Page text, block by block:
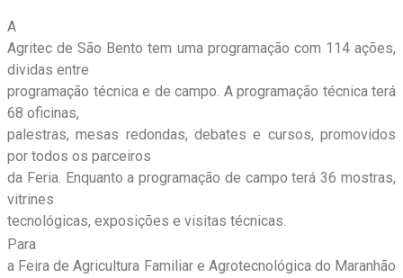
A
Agritec de São Bento tem uma programação com 114 ações,
dividas entre
programação técnica e de campo. A programação técnica terá
68 oficinas,
palestras, mesas redondas, debates e cursos, promovidos
por todos os parceiros
da Feria. Enquanto a programação de campo terá 36 mostras,
vitrines
tecnológicas, exposições e visitas técnicas.
Para
a Feira de Agricultura Familiar e Agrotecnológica do Maranhão